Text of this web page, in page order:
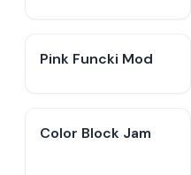
Pink Funcki Mod
Color Block Jam